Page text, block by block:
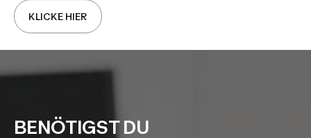
KLICKE HIER
BENÖTIGST DU